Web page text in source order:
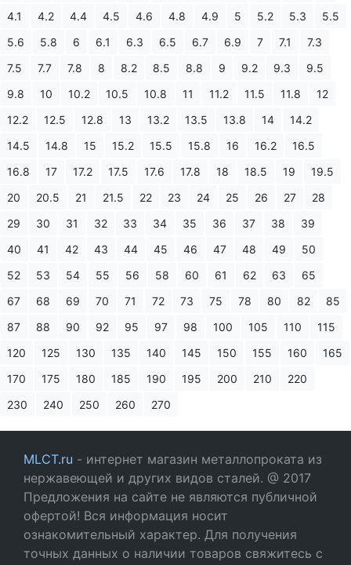
4.1
4.2 4.4 4.5 4.6 4.8 4.9 5 5.2 5.3
5.5
5.6
5.8 6 6.1 6.3 6.5 6.7 6.9 7 7.1
7.3
7.5
7.7 7.8 8 8.2 8.5 8.8 9 9.2 9.3
9.5
9.8
10 10.2 10.5 10.8 11 11.2 11.5 11.8
12
12.2
12.5 12.8 13 13.2 13.5 13.8 14
14.2
14.5
14.8 15 15.2 15.5 15.8 16 16.2
16.5
16.8
17 17.2 17.5 17.6 17.8 18 18.5 19
19.5
20
20.5 21 21.5 22 23 24 25 26 27
28
29
30 31 32 33 34 35 36 37 38
39
40
41 42 43 44 45 46 47 48 49
50
52
53 54 55 56 58 60 61 62 63
65
67
68 69 70 71 72 73 75 78 80 82
85
87
88 90 92 95 97 98 100 105 110
115
120
125 130 135 140 145 150 155 160
165
170
175 180 185 190 195 200 210
220
230
240 250 260 270
MLCT.ru - интернет магазин металлопроката из
нержавеющей и других видов сталей. @ 2017
Предложения на сайте не являются публичной
офертой! Вся информация носит
ознакомительный характер. Для получения
точных данных о наличии товаров свяжитесь с